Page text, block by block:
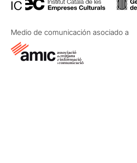
Medio de comunicación asociado a